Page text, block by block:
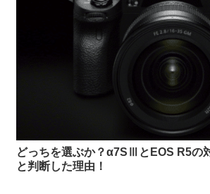
どっちを選ぶか？α7SⅢとEOS R5の
と判断した理由！